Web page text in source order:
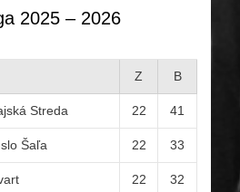
2025 – 2026
Z B
Streda 22 41
Šaľa 22 33
22 32